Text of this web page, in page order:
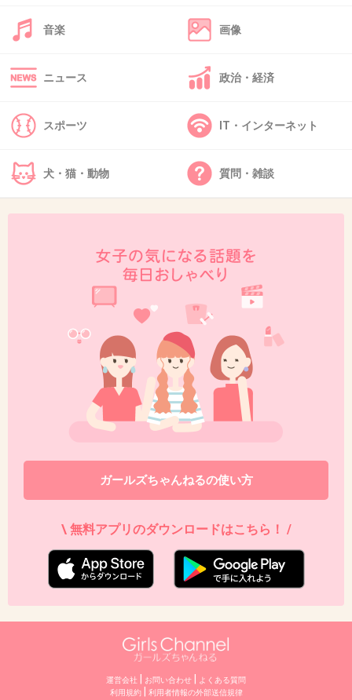
もう撮影が始まっているのか。
37. 匿名 2020/09/09(水) 17:07:43
楽しみ
殺陣のシーンあるのかな？
+88
2020/09/09(水) 17:07:44
39. 匿名
橋下愛の肩は…女性はなで肩が似合うと思う
+7
音楽 画像
ニュース 政治・経済
スポーツ IT・インターネット
犬・猫・動物 質問・雑談
ガールズちゃんねるの使い方
\ 無料アプリのダウンロードはこちら！ /
運営会社 お問い合わせ
よくある質問
利用規約| 利⽤者情報の外部送信規律